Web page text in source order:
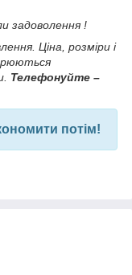
задоволення !
Ціна, розміри і
Телефонуйте –
потім!